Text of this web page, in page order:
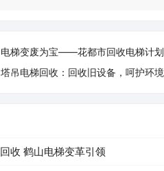
电梯变废为宝——花都市回收电梯计划
塔吊电梯回收：回收旧设备，呵护环境
拆除回收 鹤山电梯变革引领